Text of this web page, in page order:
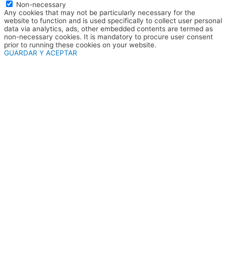
Non-necessary
Any cookies that may not be particularly necessary for the
website to function and is used specifically to collect user personal
data via analytics, ads, other embedded contents are termed as
non-necessary cookies. It is mandatory to procure user consent
prior to running these cookies on your website.
GUARDAR Y ACEPTAR